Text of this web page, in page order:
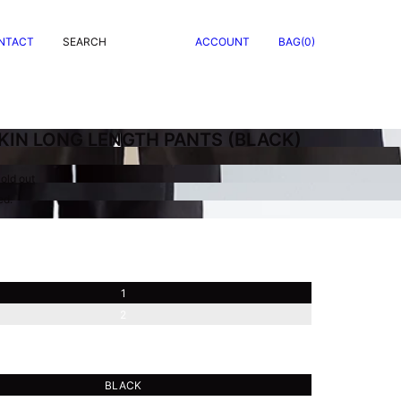
SEARCH ACCOUNT BAG(0)
LONG LENGTH PANTS (BLACK)
1
BLACK